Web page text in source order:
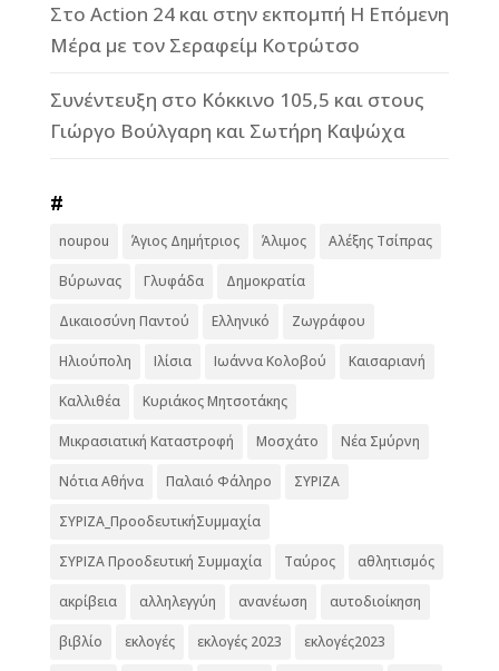
Στο Action 24 και στην εκπομπή Η Επόμενη
Μέρα με τον Σεραφείμ Κοτρώτσο
Συνέντευξη στο Κόκκινο 105,5 και στους
Γιώργο Βούλγαρη και Σωτήρη Καψώχα
#
noupou Άγιος Δημήτριος Άλιμος Αλέξης Τσίπρας
Βύρωνας Γλυφάδα Δημοκρατία
Δικαιοσύνη Παντού Ελληνικό Ζωγράφου
Ηλιούπολη Ιλίσια Ιωάννα Κολοβού Καισαριανή
Καλλιθέα Κυριάκος Μητσοτάκης
Μικρασιατική Καταστροφή Μοσχάτο Νέα Σμύρνη
Νότια Αθήνα Παλαιό Φάληρο ΣΥΡΙΖΑ
ΣΥΡΙΖΑ_ΠροοδευτικήΣυμμαχία
ΣΥΡΙΖΑ Προοδευτική Συμμαχία Ταύρος αθλητισμός
ακρίβεια αλληλεγγύη ανανέωση αυτοδιοίκηση
βιβλίο εκλογές εκλογές 2023 εκλογές2023